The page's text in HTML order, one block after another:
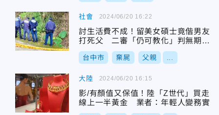
社會
討生活費不成！留美女碩士竟偕男友
打死父 二審「仍可教化」判無期徒
刑
台中市 棄屍 父親
2024/06/20 16:22
大陸
影/有顏值又保值！陸「Z世代」買走
線上一半黃金 業者：年輕人變務實
2024/06/20 16:15